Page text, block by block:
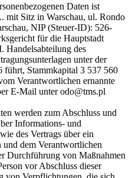
Daten ist
Sitz in Warschau, ul. Rondo
NIP (Steuer-ID): 526-
für die Hauptstadt
Handelsabteilung des
unter der
Stammkapital 3 537 560
Verantwortlichen ernannte
E-Mail unter odo@tms.pl
werden zum Abschluss und
Informations- und
des Vertrags über ein
dem Verantwortlichen
Durchführung von Maßnahmen
vor Abschluss dieser